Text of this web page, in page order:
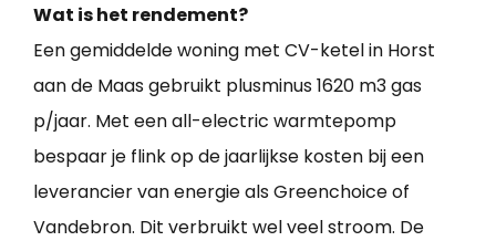
Wat is het rendement?
Een gemiddelde woning met CV-ketel in Horst
aan de Maas gebruikt plusminus 1620 m3 gas
p/jaar. Met een all-electric warmtepomp
bespaar je flink op de jaarlijkse kosten bij een
leverancier van energie als Greenchoice of
Vandebron. Dit verbruikt wel veel stroom. De